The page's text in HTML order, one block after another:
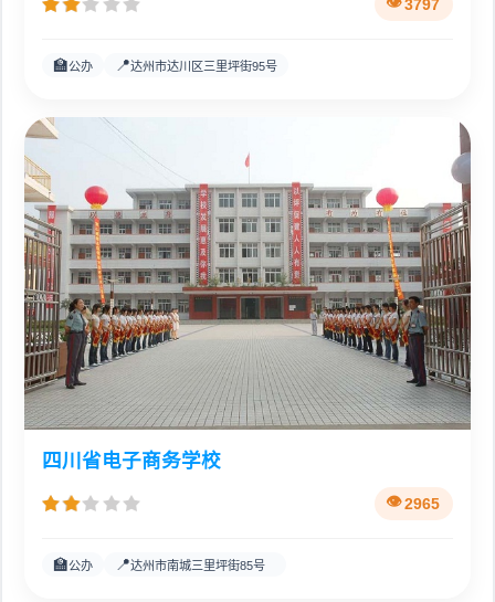
3797
🏫公办 📍达州市达川区三里坪街95号
四川省电子商务学校
2965
🏫公办 📍达州市南城三里坪街85号